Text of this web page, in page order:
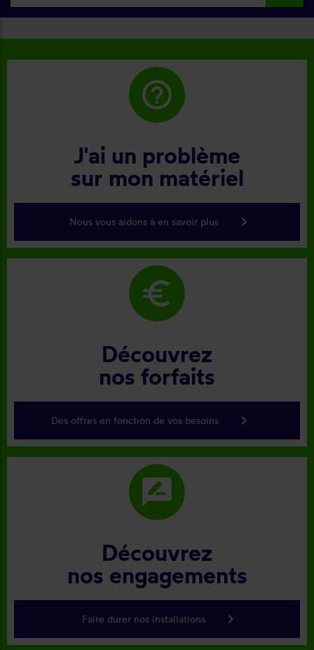
help_outline
J'ai un problème
sur mon matériel
Nous vous aidons à en savoir plus keyboard_arrow_right
euro
Découvrez
nos forfaits
Des offres en fonction de vos besoins keyboard_arrow_right
rate_review
Découvrez
nos engagements
Faire durer nos installations keyboard_arrow_right